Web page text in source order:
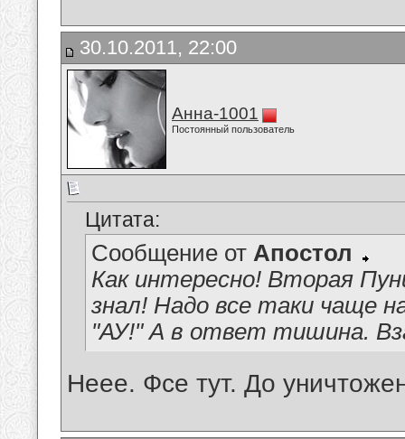
30.10.2011, 22:00
Анна-1001
Постоянный пользователь
Цитата:
Сообщение от Апостол
Как интересно! Вторая
знал! Надо все таки чаще
"АУ!" А в ответ тишина.
Неее. Фсе тут. До